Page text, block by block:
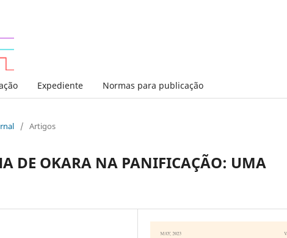
Expediente Normas para publicação
/ Artigos
DE OKARA NA PANIFICAÇÃO: UMA